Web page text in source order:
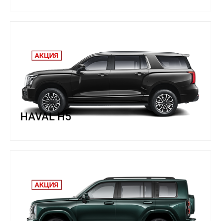
HAVAL H5